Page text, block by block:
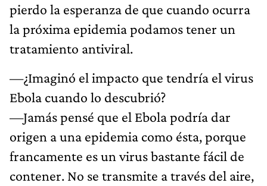
pierdo la esperanza de que cuando ocurra
la próxima epidemia podamos tener un
tratamiento antiviral.
—¿Imaginó el impacto que tendría el virus
Ebola cuando lo descubrió?
—Jamás pensé que el Ebola podría dar
origen a una epidemia como ésta, porque
francamente es un virus bastante fácil de
contener. No se transmite a través del aire,